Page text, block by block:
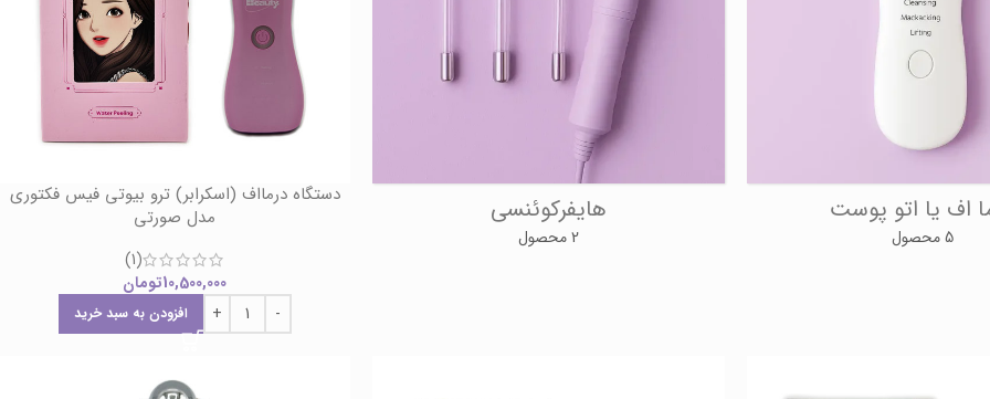
اف یا اتو پوست
5 محصول
هایفرکوئنسی
2 محصول
دستگاه درمااف (اسکرابر) ترو بیوتی فیس فکتوری
مدل صورتی
(1)
10,500,000تومان
افزودن به سبد خرید